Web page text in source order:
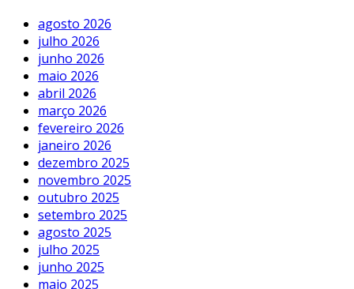
agosto 2026
julho 2026
junho 2026
maio 2026
abril 2026
março 2026
fevereiro 2026
janeiro 2026
dezembro 2025
novembro 2025
outubro 2025
setembro 2025
agosto 2025
julho 2025
junho 2025
maio 2025